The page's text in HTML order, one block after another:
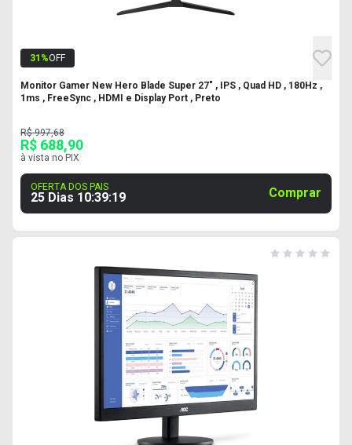
31 %OFF
Monitor Gamer New Hero Blade Super 27" , IPS , Quad HD , 180Hz ,
1ms , FreeSync , HDMI e Display Port , Preto
R$ 997,68
R$ 688,90
à vista no PIX
OFERTA DOS PAIS
25 Dias 10:39:18 Comprar